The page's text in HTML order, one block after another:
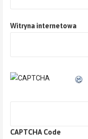
Witryna internetowa
CAPTCHA Code